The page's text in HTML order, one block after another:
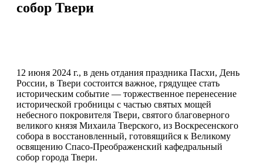
собор Твери
12 июня 2024 г., в день отдания праздника Пасхи, День
России, в Твери состоится важное, грядущее стать
историческим событие — торжественное перенесение
исторической гробницы с частью святых мощей
небесного покровителя Твери, святого благоверного
великого князя Михаила Тверского, из Воскресенского
собора в восстановленный, готовящийся к Великому
освящению Спасо-Преображенский кафедральный
собор города Твери.